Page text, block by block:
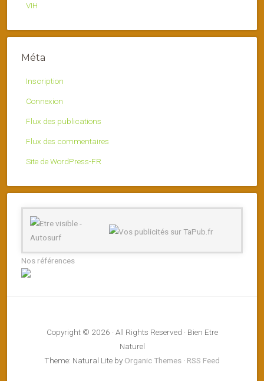
VIH
Méta
Inscription
Connexion
Flux des publications
Flux des commentaires
Site de WordPress-FR
Nos références
Copyright © 2026 · All Rights Reserved · Bien Etre
Naturel
Theme: Natural Lite by Organic Themes · RSS Feed